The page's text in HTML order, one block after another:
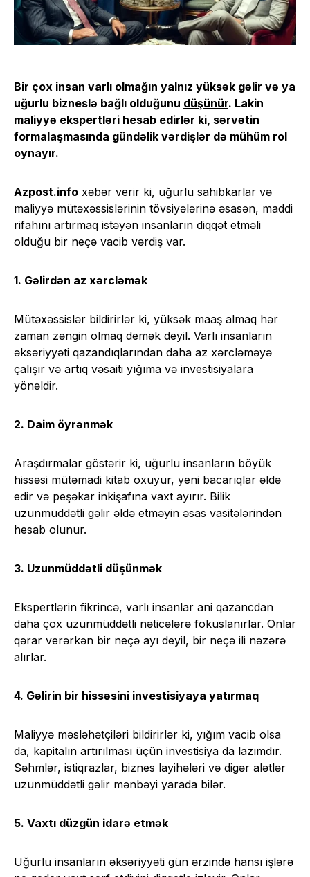
Bir çox insan varlı olmağın yalnız yüksək gəlir və ya
uğurlu bizneslə bağlı olduğunu düşünür. Lakin
maliyyə ekspertləri hesab edirlər ki, sərvətin
formalaşmasında gündəlik vərdişlər də mühüm rol
oynayır.
Azpost.info xəbər verir ki, uğurlu sahibkarlar və
maliyyə mütəxəssislərinin tövsiyələrinə əsasən, maddi
rifahını artırmaq istəyən insanların diqqət etməli
olduğu bir neçə vacib vərdiş var.
1. Gəlirdən az xərcləmək
Mütəxəssislər bildirirlər ki, yüksək maaş almaq hər
zaman zəngin olmaq demək deyil. Varlı insanların
əksəriyyəti qazandıqlarından daha az xərcləməyə
çalışır və artıq vəsaiti yığıma və investisiyalara
yönəldir.
2. Daim öyrənmək
Araşdırmalar göstərir ki, uğurlu insanların böyük
hissəsi mütəmadi kitab oxuyur, yeni bacarıqlar əldə
edir və peşəkar inkişafına vaxt ayırır. Bilik
uzunmüddətli gəlir əldə etməyin əsas vasitələrindən
hesab olunur.
3. Uzunmüddətli düşünmək
Ekspertlərin fikrincə, varlı insanlar ani qazancdan
daha çox uzunmüddətli nəticələrə fokuslanırlar. Onlar
qərar verərkən bir neçə ayı deyil, bir neçə ili nəzərə
alırlar.
4. Gəlirin bir hissəsini investisiyaya yatırmaq
Maliyyə məsləhətçiləri bildirirlər ki, yığım vacib olsa
da, kapitalın artırılması üçün investisiya da lazımdır.
Səhmlər, istiqrazlar, biznes layihələri və digər alətlər
uzunmüddətli gəlir mənbəyi yarada bilər.
5. Vaxtı düzgün idarə etmək
Uğurlu insanların əksəriyyəti gün ərzində hansı işlərə